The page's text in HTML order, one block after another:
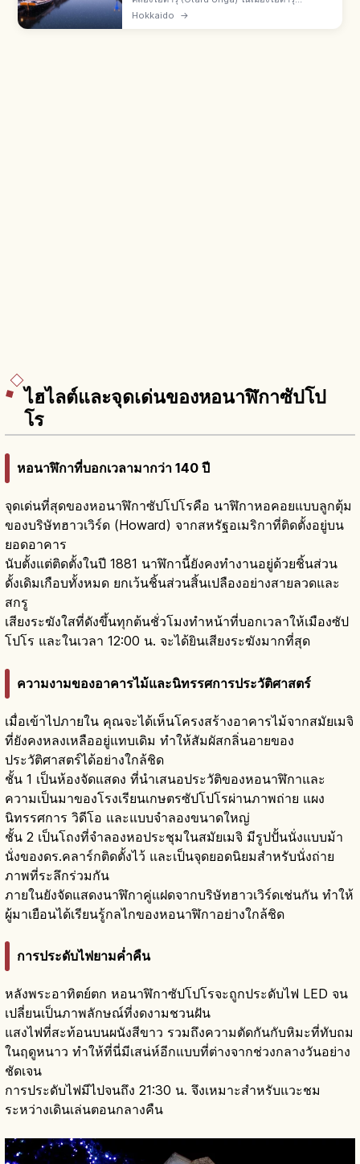
ฮอกไกโด สร้างเสร็จปี 1923 ความยาว 1,140 ม.
Hokkaido →
ไฮไลต์และจุดเด่นของหอนาฬิกาซัปโป
โร
หอนาฬิกาที่บอกเวลามากว่า 140 ปี
จุดเด่นที่สุดของหอนาฬิกาซัปโปโรคือ นาฬิกาหอคอยแบบลูกตุ้ม
ของบริษัทฮาวเวิร์ด (Howard) จากสหรัฐอเมริกาที่ติดตั้งอยู่บน
ยอดอาคาร
นับตั้งแต่ติดตั้งในปี 1881 นาฬิกานี้ยังคงทำงานอยู่ด้วยชิ้นส่วน
ดั้งเดิมเกือบทั้งหมด ยกเว้นชิ้นส่วนสิ้นเปลืองอย่างสายลวดและ
สกรู
เสียงระฆังใสที่ดังขึ้นทุกต้นชั่วโมงทำหน้าที่บอกเวลาให้เมืองซัป
โปโร และในเวลา 12:00 น. จะได้ยินเสียงระฆังมากที่สุด
ความงามของอาคารไม้และนิทรรศการประวัติศาสตร์
เมื่อเข้าไปภายใน คุณจะได้เห็นโครงสร้างอาคารไม้จากสมัยเมจิ
ที่ยังคงหลงเหลืออยู่แทบเดิม ทำให้สัมผัสกลิ่นอายของ
ประวัติศาสตร์ได้อย่างใกล้ชิด
ชั้น 1 เป็นห้องจัดแสดง ที่นำเสนอประวัติของหอนาฬิกาและ
ความเป็นมาของโรงเรียนเกษตรซัปโปโรผ่านภาพถ่าย แผง
นิทรรศการ วิดีโอ และแบบจำลองขนาดใหญ่
ชั้น 2 เป็นโถงที่จำลองหอประชุมในสมัยเมจิ มีรูปปั้นนั่งแบบม้า
นั่งของดร.คลาร์กติดตั้งไว้ และเป็นจุดยอดนิยมสำหรับนั่งถ่าย
ภาพที่ระลึกร่วมกัน
ภายในยังจัดแสดงนาฬิกาคู่แฝดจากบริษัทฮาวเวิร์ดเช่นกัน ทำให้
ผู้มาเยือนได้เรียนรู้กลไกของหอนาฬิกาอย่างใกล้ชิด
การประดับไฟยามค่ำคืน
หลังพระอาทิตย์ตก หอนาฬิกาซัปโปโรจะถูกประดับไฟ LED จน
เปลี่ยนเป็นภาพลักษณ์ที่งดงามชวนฝัน
แสงไฟที่สะท้อนบนผนังสีขาว รวมถึงความตัดกันกับหิมะที่ทับถม
ในฤดูหนาว ทำให้ที่นี่มีเสน่ห์อีกแบบที่ต่างจากช่วงกลางวันอย่าง
ชัดเจน
การประดับไฟมีไปจนถึง 21:30 น. จึงเหมาะสำหรับแวะชม
ระหว่างเดินเล่นตอนกลางคืน